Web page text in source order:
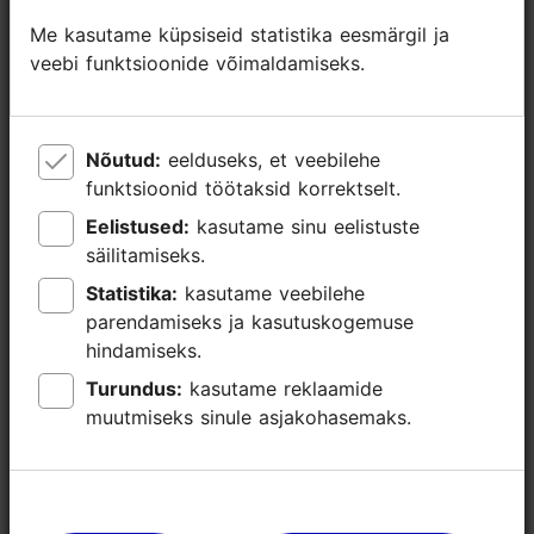
Lisainfo
Me kasutame küpsiseid statistika eesmärgil ja
veebi funktsioonide võimaldamiseks.
Nõutud:
funktsioonid töötaksid korrektselt.
Eelistused:
säilitamiseks.
Statistika:
parendamiseks ja kasutuskogemuse
hindamiseks.
Turundus:
muutmiseks sinule asjakohasemaks.
Me kasutame küpsiseid statistika eesmärgil ja
veebi funktsioonide võimaldamiseks.
Nõutud:
funktsioonid töötaksid korrektselt.
Eelistused:
säilitamiseks.
Statistika:
parendamiseks ja kasutuskogemuse
hindamiseks.
Turundus:
muutmiseks sinule asjakohasemaks.